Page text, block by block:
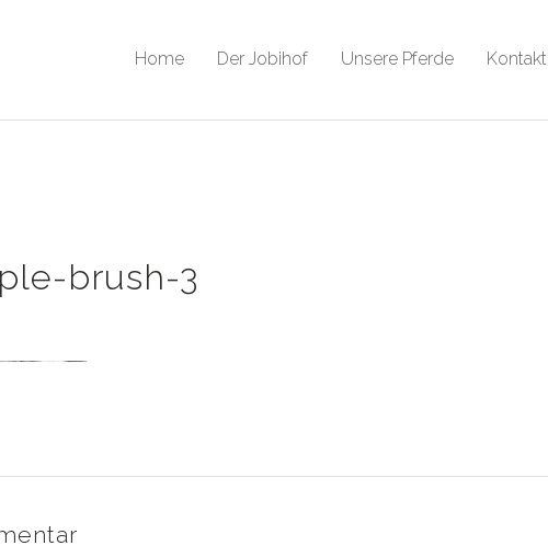
Home Der Jobihof Unsere Pferde Kontakt
brush-3